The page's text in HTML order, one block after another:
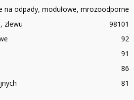
odpady, modułowe, mrozoodporne
101
zlewu
98
92
91
86
81